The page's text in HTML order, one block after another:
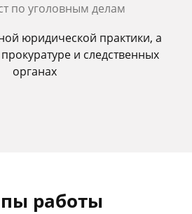
по уголовным делам
юридической практики, а
и следственных
органах
работы